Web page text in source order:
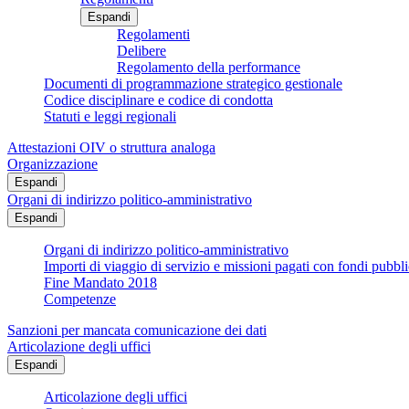
Espandi
Regolamenti
Delibere
Regolamento della performance
Documenti di programmazione strategico gestionale
Codice disciplinare e codice di condotta
Statuti e leggi regionali
Attestazioni OIV o struttura analoga
Organizzazione
Espandi
Organi di indirizzo politico-amministrativo
Espandi
Organi di indirizzo politico-amministrativo
Importi di viaggio di servizio e missioni pagati con fondi
Fine Mandato 2018
Competenze
Sanzioni per mancata comunicazione dei dati
Articolazione degli uffici
Espandi
Articolazione degli uffici